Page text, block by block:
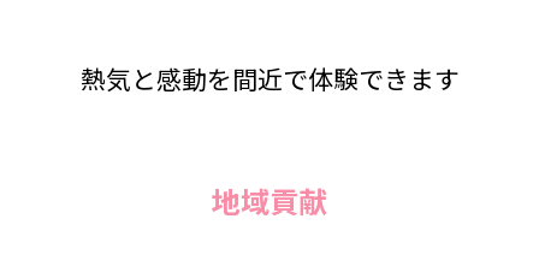
熱気と感動を間近で体験できます
地域貢献